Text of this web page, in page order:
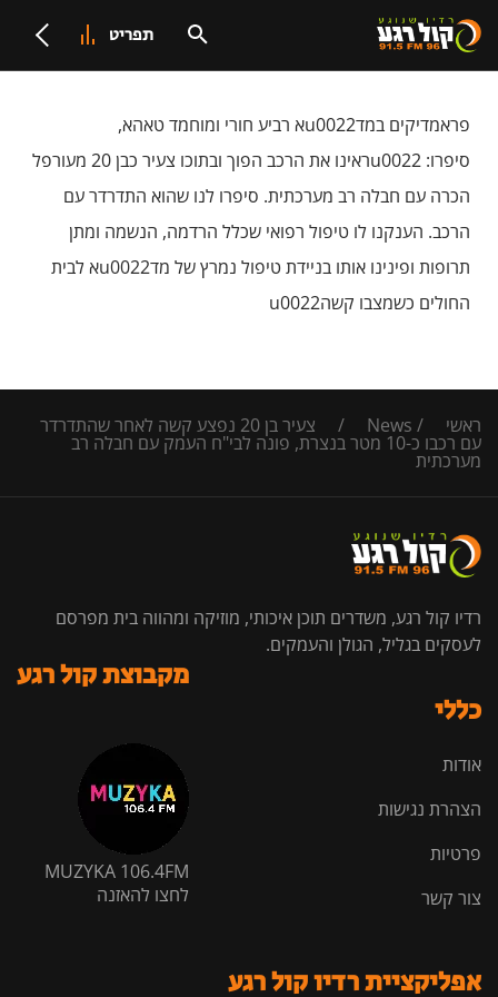
תפריט
פראמדיקים במדu0022א רביע חורי ומוחמד טאהא,
סיפרו: u0022ראינו את הרכב הפוך ובתוכו צעיר כבן 20 מעורפל
הכרה עם חבלה רב מערכתית. סיפרו לנו שהוא התדרדר עם
הרכב. הענקנו לו טיפול רפואי שכלל הרדמה, הנשמה ומתן
תרופות ופינינו אותו בניידת טיפול נמרץ של מדu0022א לבית
החולים כשמצבו קשהu0022
ראשי /
News
/ צעיר בן 20 נפצע קשה לאחר שהתדרדר
עם רכבו כ-10 מטר בנצרת, פונה לבי"ח העמק עם חבלה רב
מערכתית
רדיו קול רגע, משדרים תוכן איכותי, מוזיקה ומהווה בית מפרסם
לעסקים בגליל, הגולן והעמקים.
כללי
אודות
הצהרת נגישות
פרטיות
צור קשר
מקבוצת קול רגע
MUZYKA 106.4FM
לחצו להאזנה
אפליקציית רדיו קול רגע